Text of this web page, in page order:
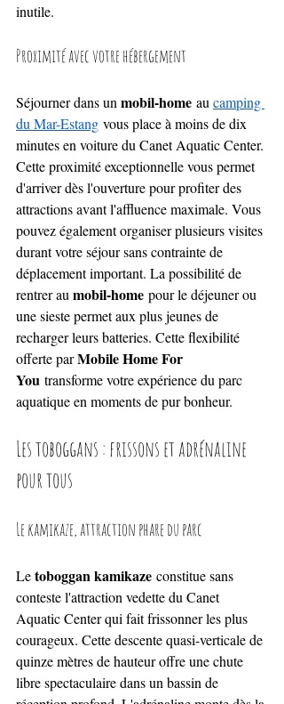
inutile.
Proximité avec votre hébergement
Séjourner dans un mobil-home au camping
du Mar-Estang vous place à moins de dix
minutes en voiture du Canet Aquatic Center.
Cette proximité exceptionnelle vous permet
d'arriver dès l'ouverture pour profiter des
attractions avant l'affluence maximale. Vous
pouvez également organiser plusieurs visites
durant votre séjour sans contrainte de
déplacement important. La possibilité de
rentrer au mobil-home pour le déjeuner ou
une sieste permet aux plus jeunes de
recharger leurs batteries. Cette flexibilité
offerte par Mobile Home For
You transforme votre expérience du parc
aquatique en moments de pur bonheur.
Les toboggans : frissons et adrénaline
pour tous
Le kamikaze, attraction phare du parc
Le toboggan kamikaze constitue sans
conteste l'attraction vedette du Canet
Aquatic Center qui fait frissonner les plus
courageux. Cette descente quasi-verticale de
quinze mètres de hauteur offre une chute
libre spectaculaire dans un bassin de